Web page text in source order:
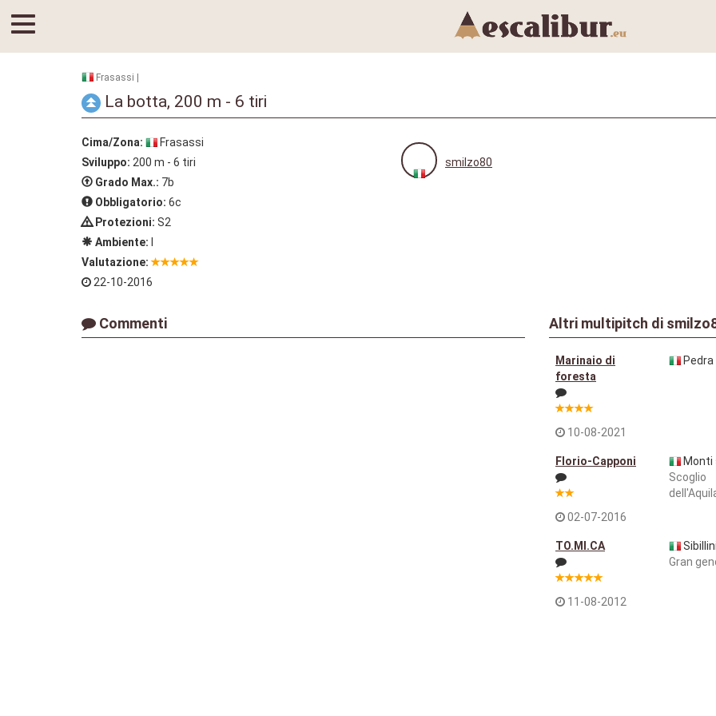
Frasassi |
La botta, 200 m - 6 tiri
Cima/Zona:
Frasassi
Sviluppo: 200 m - 6 tiri
Grado Max.: 7b
Obbligatorio: 6c
Protezioni: S2
Ambiente:
Valutazione:
22-10-2016
smilzo80
Commenti Altri multipitch di
Marinaio di
foresta
10-08-2021
Florio-Capponi
02-07-2016
Monti
Scoglio
TO.MI.CA
11-08-2012
Gran